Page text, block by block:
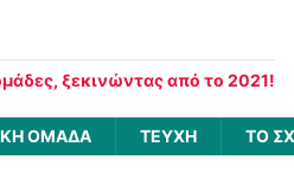
ξεκινώντας από το 2021!
ΟΜΑΔΑ ΤΕΥΧΗ ΤΟ